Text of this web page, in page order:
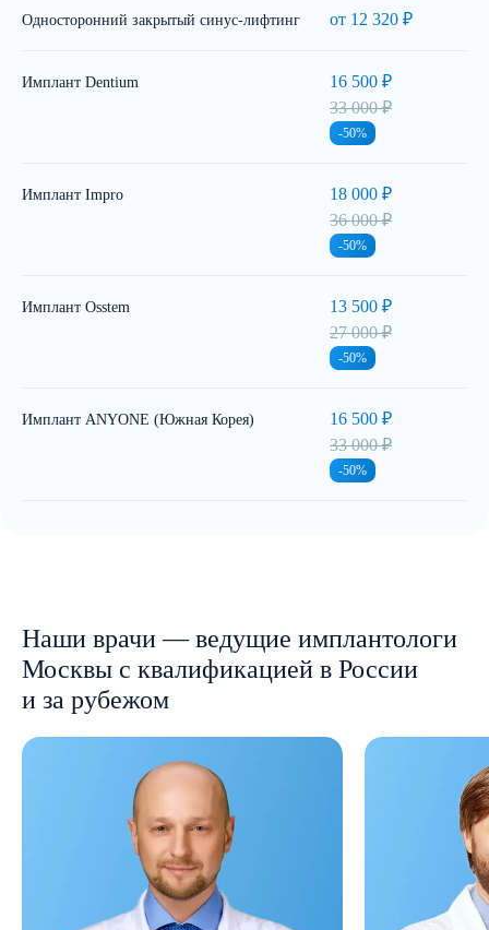
Односторонний закрытый синус-лифтинг от 12 320 ₽
Имплант Dentium
16 500 ₽
33 000 ₽
-50%
Имплант Impro
18 000 ₽
36 000 ₽
-50%
Имплант Osstem
13 500 ₽
27 000 ₽
-50%
Имплант ANYONE (Южная Корея)
16 500 ₽
33 000 ₽
-50%
Наши врачи — ведущие имплантологи
Москвы с квалификацией в России
и за рубежом